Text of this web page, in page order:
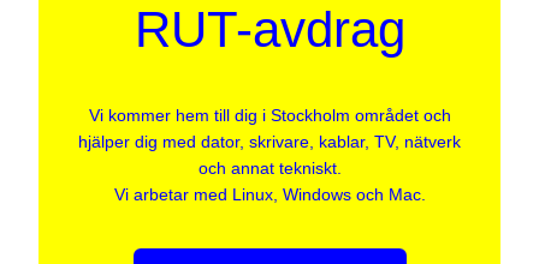
RUT-avdrag
Vi kommer hem till dig i Stockholm området och
hjälper dig med dator, skrivare, kablar, TV, nätverk
och annat tekniskt.
Vi arbetar med Linux, Windows och Mac.